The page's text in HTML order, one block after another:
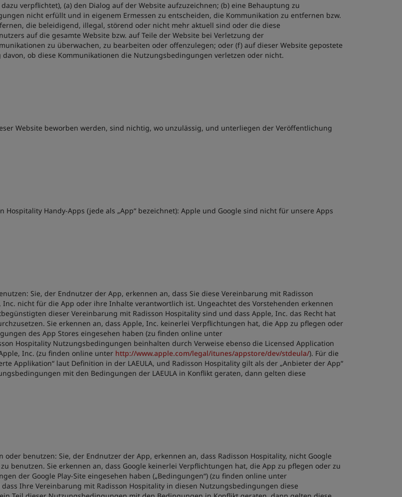
verpflichtet), (a) den Dialog auf der Website aufzuzeichnen; (b) eine Behauptung zu
nicht erfüllt und in eigenem Ermessen zu entscheiden, die Kommunikation zu entfernen bzw.
die beleidigend, illegal, störend oder nicht mehr aktuell sind oder die diese
auf die gesamte Website bzw. auf Teile der Website bei Verletzung der
zu überwachen, zu bearbeiten oder offenzulegen; oder (f) auf dieser Website gepostete
ob diese Kommunikationen die Nutzungsbedingungen verletzen oder nicht.
Website beworben werden, sind nichtig, wo unzulässig, und unterliegen der Veröffentlichung
Handy-Apps (jede als „App“ bezeichnet): Apple und Google sind nicht für unsere Apps
Sie, der Endnutzer der App, erkennen an, dass Sie diese Vereinbarung mit Radisson
nicht für die App oder ihre Inhalte verantwortlich ist. Ungeachtet des Vorstehenden erkennen
dieser Vereinbarung mit Radisson Hospitality sind und dass Apple, Inc. das Recht hat
Sie erkennen an, dass Apple, Inc. keinerlei Verpflichtungen hat, die App zu pflegen oder
des App Stores eingesehen haben (zu finden online unter
Hospitality Nutzungsbedingungen beinhalten durch Verweise ebenso die Licensed Application
Inc. (zu finden online unter http://www.apple.com/legal/itunes/appstore/dev/stdeula/). Für die
Applikation“ laut Definition in der LAEULA, und Radisson Hospitality gilt als der „Anbieter der App“
mit den Bedingungen der LAEULA in Konflikt geraten, dann gelten diese
benutzen: Sie, der Endnutzer der App, erkennen an, dass Radisson Hospitality, nicht Google
benutzen. Sie erkennen an, dass Google keinerlei Verpflichtungen hat, die App zu pflegen oder zu
der Google Play-Site eingesehen haben („Bedingungen“) (zu finden online unter
dass Ihre Vereinbarung mit Radisson Hospitality in diesen Nutzungsbedingungen diese